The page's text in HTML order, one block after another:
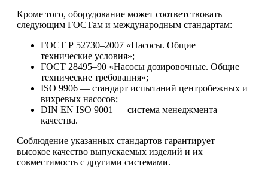
Кроме того, оборудование может соответствовать
следующим ГОСТам и международным стандартам:
ГОСТ Р 52730–2007 «Насосы. Общие
технические условия»;
ГОСТ 28495–90 «Насосы дозировочные. Общие
технические требования»;
ISO 9906 — стандарт испытаний центробежных и
вихревых насосов;
DIN EN ISO 9001 — система менеджмента
качества.
Соблюдение указанных стандартов гарантирует
высокое качество выпускаемых изделий и их
совместимость с другими системами.